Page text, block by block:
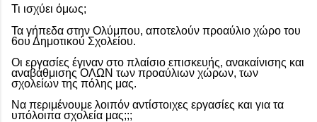
Τι ισχύει όμως;
Τα γήπεδα στην Ολύμπου, αποτελούν προαύλιο χώρο του
6ου Δημοτικού Σχολείου.
Οι εργασίες έγιναν στο πλαίσιο επισκευής, ανακαίνισης και
αναβάθμισης ΟΛΩΝ των προαύλιων χώρων, των
σχολείων της πόλης μας.
Να περιμένουμε λοιπόν αντίστοιχες εργασίες και για τα
υπόλοιπα σχολεία μας;;;